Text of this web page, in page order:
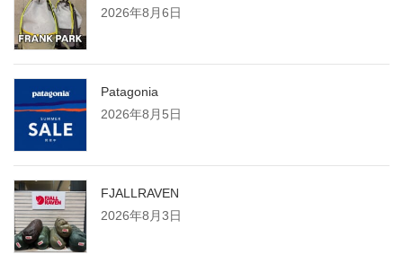
ー
ジ
送
り
2026年8月6日
Patagonia
2026年8月5日
FJALLRAVEN
2026年8月3日